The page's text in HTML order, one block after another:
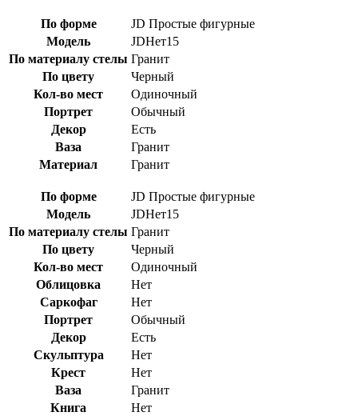
По форме
JD Простые фигурные
Модель
JDНет15
По материалу стелы Гранит
По цвету
Черный
Кол-во мест
Одиночный
Портрет
Обычный
Декор
Есть
Ваза
Гранит
Материал
Гранит
По форме
JD Простые фигурные
Модель
JDНет15
По материалу стелы Гранит
По цвету
Черный
Кол-во мест
Одиночный
Облицовка
Нет
Саркофаг
Нет
Портрет
Обычный
Декор
Есть
Скульптура
Нет
Крест
Нет
Ваза
Гранит
Книга
Нет